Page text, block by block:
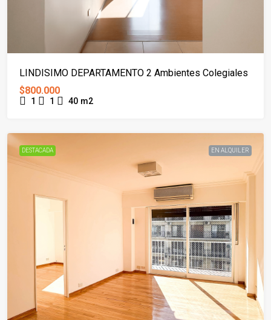
LINDISIMO DEPARTAMENTO 2 Ambientes Colegiales
$800.000
1 1 40 m2
DESTACADA EN ALQUILER